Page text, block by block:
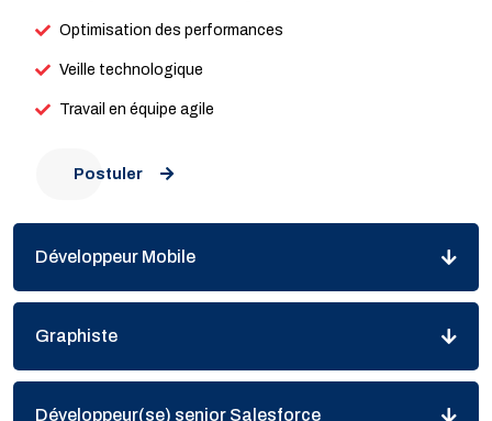
Optimisation des performances
Veille technologique
Travail en équipe agile
Postuler
Développeur Mobile
Graphiste
Développeur(se) senior Salesforce